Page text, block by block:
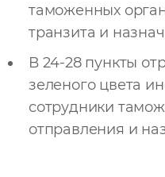
таможенных
транзита и
В 24-28 пункты
зеленого цвета
сотрудники
отправления и